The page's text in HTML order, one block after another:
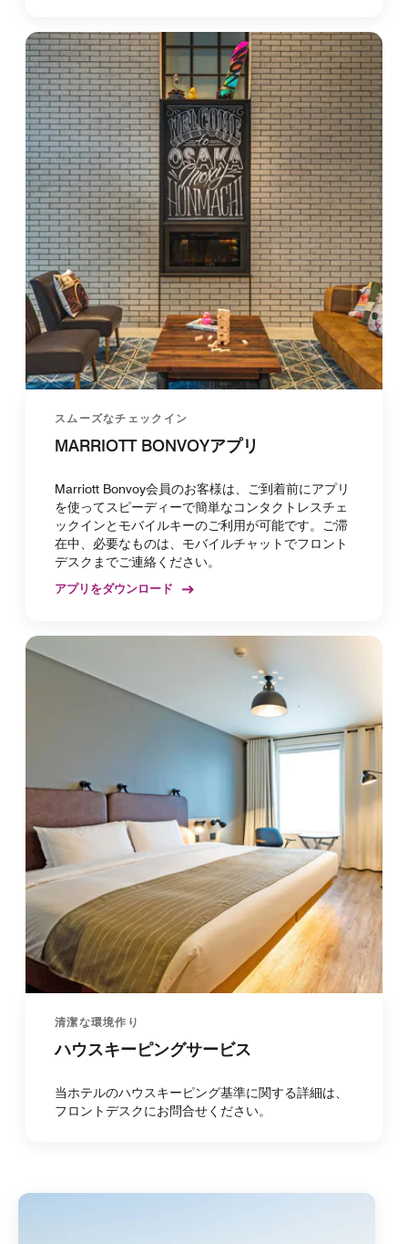
スムーズなチェックイン
MARRIOTT BONVOYアプリ
Marriott Bonvoy会員のお客様は、ご到着前にアプリ
を使ってスピーディーで簡単なコンタクトレスチェ
ックインとモバイルキーのご利用が可能です。ご滞
在中、必要なものは、モバイルチャットでフロント
デスクまでご連絡ください。
アプリをダウンロード
清潔な環境作り
ハウスキーピングサービス
当ホテルのハウスキーピング基準に関する詳細は、
フロントデスクにお問合せください。